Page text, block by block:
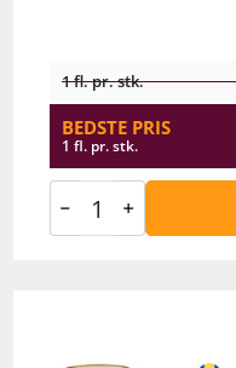
1 fl. pr. stk.
BEDSTE PRIS
1 fl. pr. stk.